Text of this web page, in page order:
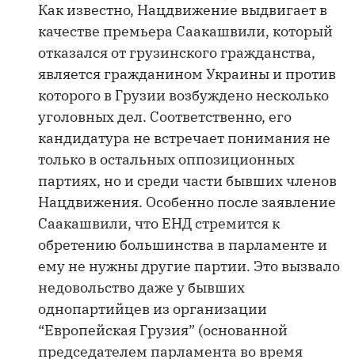
Как известно, Нацдвижение выдвигает в
качестве премьера Саакашвили, который
отказался от грузинского гражданства,
является гражданином Украины и против
которого в Грузии возбуждено несколько
уголовных дел. Соответственно, его
кандидатура не встречает понимания не
только в остальных оппозиционных
партиях, но и среди части бывших членов
Нацдвижения. Особенно после заявление
Саакашвили, что ЕНД стремится к
обретению большинства в парламенте и
ему не нужны другие партии. Это вызвало
недовольство даже у бывших
однопартийцев из организации
“Европейская Грузия” (основанной
председателем парламента во время